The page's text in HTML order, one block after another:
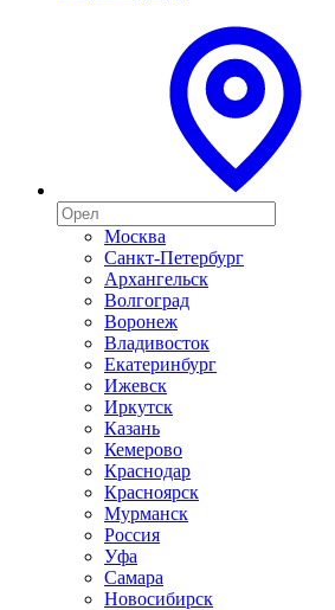
Москва
Санкт-Петербург
Архангельск
Волгоград
Воронеж
Владивосток
Екатеринбург
Ижевск
Иркутск
Казань
Кемерово
Краснодар
Красноярск
Мурманск
Россия
Уфа
Самара
Новосибирск